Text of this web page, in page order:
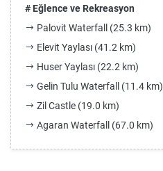
# Eğlence ve Rekreasyon
Palovit Waterfall (25.3 km)
Elevit Yaylası (41.2 km)
Huser Yaylası (22.2 km)
Gelin Tulu Waterfall (11.4 km)
Zil Castle (19.0 km)
Agaran Waterfall (67.0 km)